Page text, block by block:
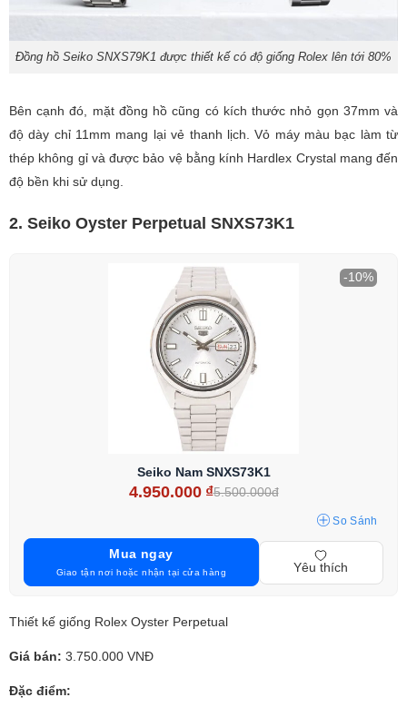
Đồng hồ Seiko SNXS79K1 được thiết kế có độ giống Rolex lên tới 80%
Bên cạnh đó, mặt đồng hồ cũng có kích thước nhỏ gọn 37mm và
độ dày chỉ 11mm mang lại vẻ thanh lịch. Vỏ máy màu bạc làm từ
thép không gỉ và được bảo vệ bằng kính Hardlex Crystal mang đến
độ bền khi sử dụng.
2. Seiko Oyster Perpetual SNXS73K1
-10%
Seiko Nam SNXS73K1
4.950.000 ₫5.500.000đ
So Sánh
Mua ngay
Giao tận nơi hoặc nhận tại cửa hàng Yêu thích
Thiết kế giống Rolex Oyster Perpetual
Giá bán: 3.750.000 VNĐ
Đặc điểm: